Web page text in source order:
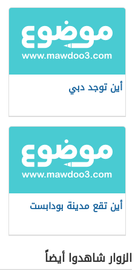
أين توجد دبي
أين تقع مدينة بودابست
الزوار شاهدوا أيضاً